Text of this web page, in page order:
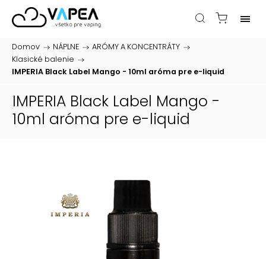
Domov / NÁPLNE / ARÓMY A KONCENTRÁTY /
Klasické balenie /
IMPERIA Black Label Mango - 10ml aróma pre e-liquid
IMPERIA Black Label Mango -
10ml aróma pre e-liquid